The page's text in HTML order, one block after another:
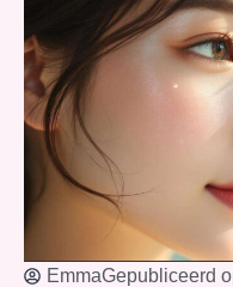
EmmaGepubliceerd